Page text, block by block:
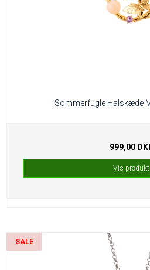
Sommerfugle Halskæde
999,00
Vis produkt
SALE